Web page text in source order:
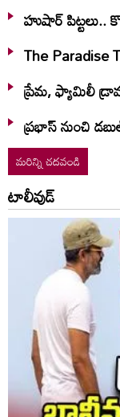
హుషార్‌ పిట్టలు..
The Paradise
ప్రేమ, ఫ్యామిలీ
ప్రభాస్ నుంచి
మరిన్ని చదవండి
టాలీవుడ్